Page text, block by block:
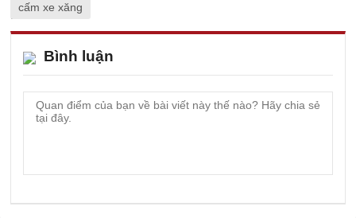
cấm xe xăng
Bình luận